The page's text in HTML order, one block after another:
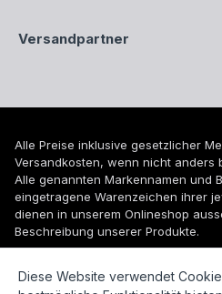
Versandpartner
Alle Preise inklusive gesetzlicher
Versandkosten, wenn nicht anders
Alle genannten Markennamen und
eingetragene Warenzeichen ihrer
dienen in unserem Onlineshop
Beschreibung unserer Produkte.
© 2026 WUH24.de - Weigel und
Sanitärtechnik GmbH
Diese Website verwendet